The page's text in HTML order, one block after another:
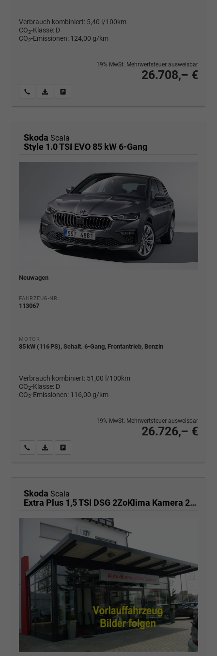
Verbrauch kombiniert: 5,40 l/100km
CO2-Klasse: D
CO2-Emissionen: 124,00 g/km
26.708,– €
19% MwSt. Mehrwertsteuer ausweisbar
Wir rufen Sie anPDF-Fahrzeugexposé drucken
Skoda Scala
Style 1.0 TSI EVO 85 kW 6-Gang
Neuwagen
FAHRZEUG-NR.
113067
MOTOR
85 kW (116 PS), Schalt. 6-Gang, Frontantrieb, Benzin
Verbrauch kombiniert: 51,00 l/100km
CO2-Klasse: D
CO2-Emissionen: 116,00 g/km
26.726,– €
19% MwSt. Mehrwertsteuer ausweisbar
Wir rufen Sie anPDF-Fahrzeugexposé drucken
Skoda Scala
Extra Plus 1,5 TSI DSG 2ZoKlima Kamera 2 x PDC Sitzheizung 5j Garantie Dig Cockpit